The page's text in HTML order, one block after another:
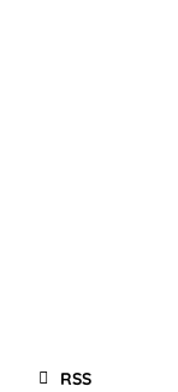
RSS